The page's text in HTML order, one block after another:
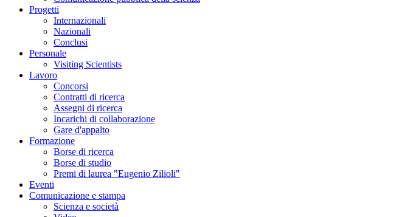
Progetti
Internazionali
Nazionali
Conclusi
Personale
Visiting Scientists
Lavoro
Concorsi
Contratti di ricerca
Assegni di ricerca
Incarichi di collaborazione
Gare d'appalto
Formazione
Borse di ricerca
Borse di studio
Premi di laurea "Eugenio Zilioli"
Eventi
Comunicazione e stampa
Scienza e società